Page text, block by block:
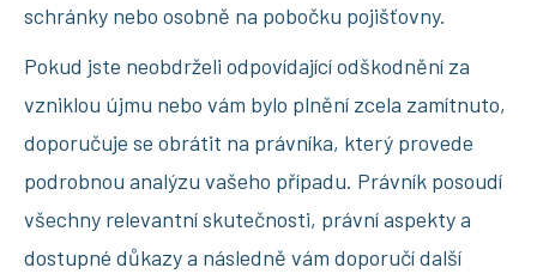
schránky nebo osobně na pobočku pojišťovny.
Pokud jste neobdrželi odpovídající odškodnění za
vzniklou újmu nebo vám bylo plnění zcela zamítnuto,
doporučuje se obrátit na právníka, který provede
podrobnou analýzu vašeho případu. Právník posoudí
všechny relevantní skutečnosti, právní aspekty a
dostupné důkazy a následně vám doporučí další